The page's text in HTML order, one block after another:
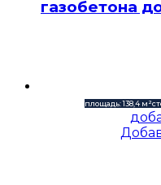
газобетона
площадь: 138,4 м²